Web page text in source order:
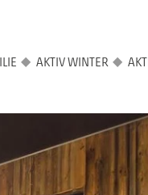
AKTIV WINTER